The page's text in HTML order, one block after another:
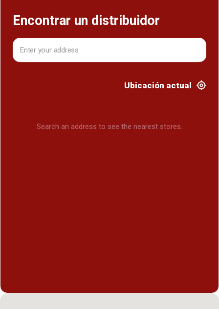
Encontrar un distribuidor
Ubicación actual
Search an address to see the nearest stores.